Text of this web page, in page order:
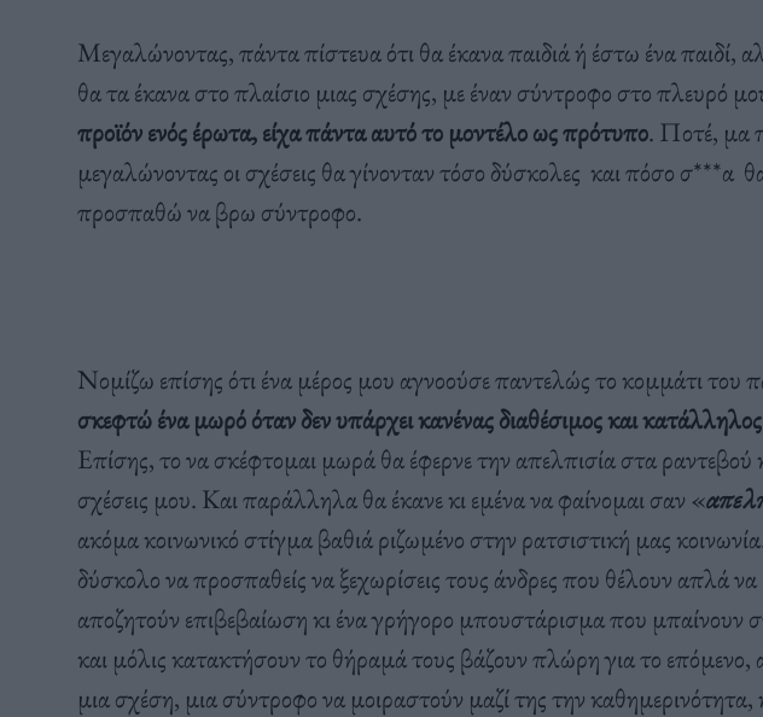
Μεγαλώνοντας, πάντα πίστευα ότι θα έκανα παιδιά ή έστω ένα παιδί,
θα τα έκανα στο πλαίσιο μιας σχέσης, με έναν σύντροφο στο πλευρό
προϊόν ενός έρωτα, είχα πάντα αυτό το μοντέλο ως πρότυπο. Ποτέ, μα
μεγαλώνοντας οι σχέσεις θα γίνονταν τόσο δύσκολες και πόσο σ***α
προσπαθώ να βρω σύντροφο.
Νομίζω επίσης ότι ένα μέρος μου αγνοούσε παντελώς το κομμάτι του
σκεφτώ ένα μωρό όταν δεν υπάρχει κανένας διαθέσιμος και
Επίσης, το να σκέφτομαι μωρά θα έφερνε την απελπισία στα ραντεβού
σχέσεις μου. Και παράλληλα θα έκανε κι εμένα να φαίνομαι σαν «
ακόμα κοινωνικό στίγμα βαθιά ριζωμένο στην ρατσιστική μας
δύσκολο να προσπαθείς να ξεχωρίσεις τους άνδρες που θέλουν απλά
αποζητούν επιβεβαίωση κι ένα γρήγορο μπουστάρισμα που μπαίνουν
και μόλις κατακτήσουν το θήραμά τους βάζουν πλώρη για το
μια σχέση, μια σύντροφο να μοιραστούν μαζί της την καθημερινότητα,